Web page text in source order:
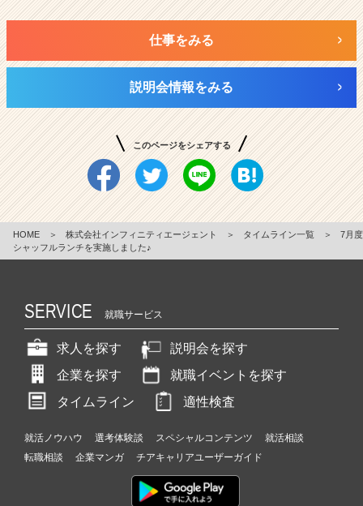
仕事をみる
説明会情報をみる
このページをシェアする
HOME ＞ 株式会社インフィニティエージェント ＞ タイムライン一覧 ＞
7月度
シャッフルランチを実施しました♪
SERVICE 就職サービス
求人を探す
説明会を探す
企業を探す
就職イベントを探す
タイムライン
適性検査
就活ノウハウ 選考体験談 スペシャルコンテンツ
就活相談
転職相談
企業マンガ チアキャリアユーザーガイド